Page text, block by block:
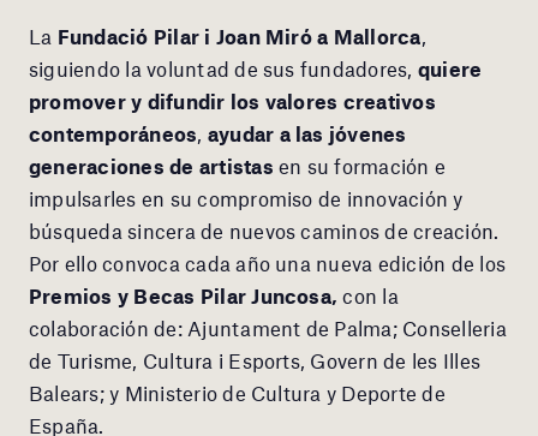
La Fundació Pilar i Joan Miró a Mallorca
siguiendo la voluntad de sus fundadores, quiere
promover y difundir los valores creativos
contemporáneos ayudar a las jóvenes
generaciones de artistas en su formación e
impulsarles en su compromiso de innovación y
búsqueda sincera de nuevos caminos de creación.
Por ello convoca cada año una nueva edición de los
Premios y Becas Pilar Juncosa,con la
colaboración de: Ajuntament de Palma; Conselleria
de Turisme, Cultura i Esports, Govern de les Illes
Balears; y Ministerio de Cultura y Deporte de
España.